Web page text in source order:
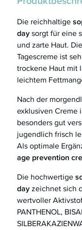
Die reichhaltige
daysorgt für eine
und zarte Haut.
Tagescreme ist
trockene Haut mit
leichtem
Nach der
exklusiven Creme
besonders gut
jugendlich frisch
Als optimale
age prevention
Die hochwertige
dayzeichnet sich
wertvoller
PANTHENOL,